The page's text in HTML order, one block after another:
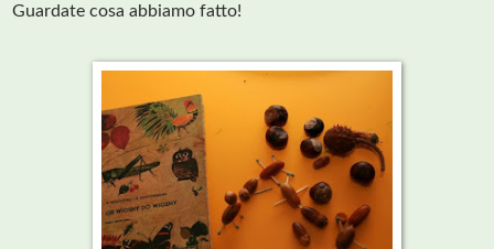
Guardate cosa abbiamo fatto!